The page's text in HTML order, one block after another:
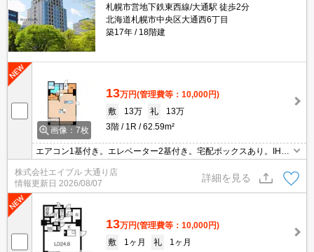
札幌市営地下鉄東西線/大通駅 徒歩2分
北海道札幌市中央区大通西6丁目
築17年
18階建
画像：7枚
13万円(管理費等：10,000円)
敷
13万 礼
13万
3階
1R 62.59m²
エアコン1基付き。エレベーター2基付き。宅配ボックスあり。IH調
理器付き。カウンター式システムキッチン。インターネット使用料
無料!。バス・トイレ別。ロードヒーティング。TVインターホン付
き。
株式会社エイブル 大通り店
情報更新日 2026/08/07
詳細を見る
13万円(管理費等：10,000円)
敷
1ヶ月 礼
1ヶ月